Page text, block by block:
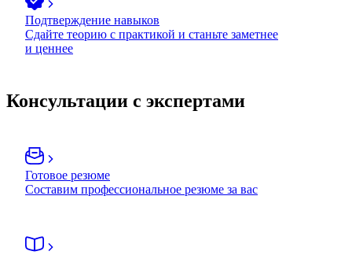
Подтверждение навыков
Сдайте теорию с практикой и станьте заметнее
и ценнее
Консультации с экспертами
Готовое резюме
Составим профессиональное резюме за вас